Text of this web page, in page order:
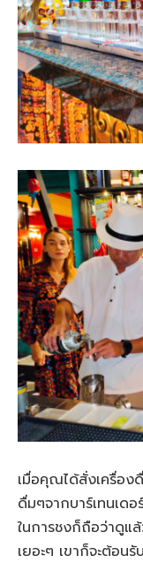
เมื่อคุณได้สั่งเครื่อง
ดื่มๆจากบาร์เทนเดอ
ในการชงก็ถือว่าดูแ
เยอะๆ เขาก็จะต้อน